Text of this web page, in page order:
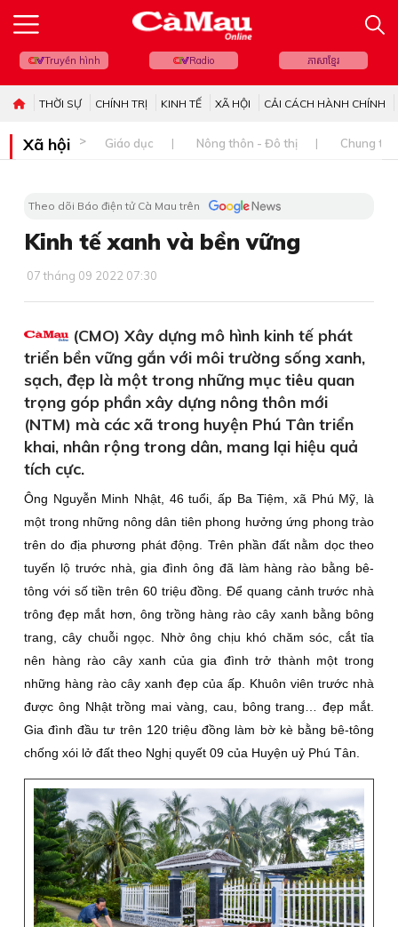
Truyền hình Radio ភាសាខ្មែរ
THỜI SỰ CHÍNH TRỊ KINH TẾ XÃ HỘI CẢI CÁCH HÀNH CHÍNH
Xã hội Giáo dục Nông thôn - Đô thị Chung
Theo dõi Báo điện tử Cà Mau trên
Kinh tế xanh và bền vững
07 tháng 09 2022 07:30
(CMO) Xây dựng mô hình kinh tế phát
triển bền vững gắn với môi trường sống xanh,
sạch, đẹp là một trong những mục tiêu quan
trọng góp phần xây dựng nông thôn mới
(NTM) mà các xã trong huyện Phú Tân triển
khai, nhân rộng trong dân, mang lại hiệu quả
tích cực.
Ông Nguyễn Minh Nhật, 46 tuổi, ấp Ba Tiệm, xã Phú Mỹ, là
một trong những nông dân tiên phong hưởng ứng phong trào
trên do địa phương phát động. Trên phần đất nằm dọc theo
tuyến lộ trước nhà, gia đình ông đã làm hàng rào bằng bê-
tông với số tiền trên 60 triệu đồng. Ðể quang cảnh trước nhà
trông đẹp mắt hơn, ông trồng hàng rào cây xanh bằng bông
trang, cây chuỗi ngọc. Nhờ ông chịu khó chăm sóc, cắt tỉa
nên hàng rào cây xanh của gia đình trở thành một trong
những hàng rào cây xanh đẹp của ấp. Khuôn viên trước nhà
được ông Nhật trồng mai vàng, cau, bông trang… đẹp mắt.
Gia đình đầu tư trên 120 triệu đồng làm bờ kè bằng bê-tông
chống xói lở đất theo Nghị quyết 09 của Huyện uỷ Phú Tân.